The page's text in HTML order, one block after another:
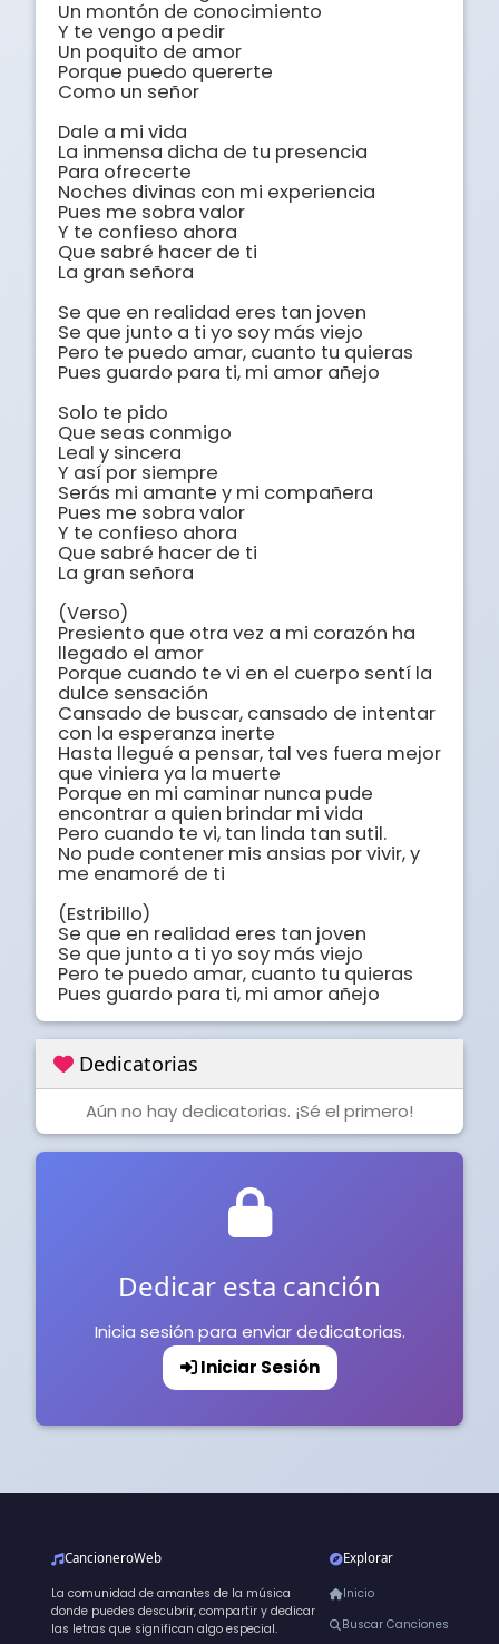
Un montón de conocimiento
Y te vengo a pedir
Un poquito de amor
Porque puedo quererte
Como un señor
Dale a mi vida
La inmensa dicha de tu presencia
Para ofrecerte
Noches divinas con mi experiencia
Pues me sobra valor
Y te confieso ahora
Que sabré hacer de ti
La gran señora
Se que en realidad eres tan joven
Se que junto a ti yo soy más viejo
Pero te puedo amar, cuanto tu quieras
Pues guardo para ti, mi amor añejo
Solo te pido
Que seas conmigo
Leal y sincera
Y así por siempre
Serás mi amante y mi compañera
Pues me sobra valor
Y te confieso ahora
Que sabré hacer de ti
La gran señora
(Verso)
Presiento que otra vez a mi corazón ha
llegado el amor
Porque cuando te vi en el cuerpo sentí la
dulce sensación
Cansado de buscar, cansado de intentar
con la esperanza inerte
Hasta llegué a pensar, tal ves fuera mejor
que viniera ya la muerte
Porque en mi caminar nunca pude
encontrar a quien brindar mi vida
Pero cuando te vi, tan linda tan sutil.
No pude contener mis ansias por vivir, y
me enamoré de ti
(Estribillo)
Se que en realidad eres tan joven
Se que junto a ti yo soy más viejo
Pero te puedo amar, cuanto tu quieras
Pues guardo para ti, mi amor añejo
Dedicatorias
Aún no hay dedicatorias. ¡Sé el primero!
Dedicar esta canción
Inicia sesión para enviar dedicatorias.
Iniciar Sesión
CancioneroWeb
La comunidad de amantes de la música
donde puedes descubrir, compartir y dedicar
las letras que significan algo especial.
Explorar
Inicio
Buscar Canciones